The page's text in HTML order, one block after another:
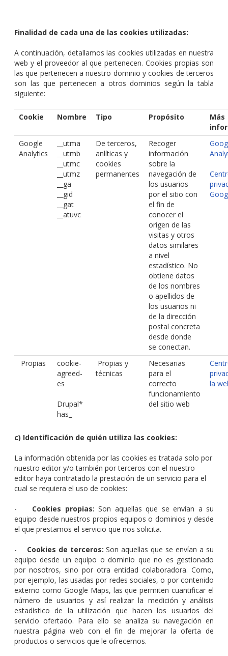
Finalidad de cada una de las cookies utilizadas:
A continuación, detallamos las cookies utilizadas en nuestra
web y el proveedor al que pertenecen. Cookies propias son
las que pertenecen a nuestro dominio y cookies de terceros
son las que pertenecen a otros dominios según la tabla
siguiente:
Cookie Nombre Tipo Propósito
Más
Google
Analytics
__utma
__utmb
__utmc
__utmz
__ga
__gid
__gat
__atuvc
De terceros,
anlíticas y
cookies
permanentes
Recoger
información
sobre la
navegación de
los usuarios
por el sitio con
el fin de
conocer el
origen de las
visitas y otros
datos similares
a nivel
estadístico. No
obtiene datos
de los nombres
o apellidos de
los usuarios ni
de la dirección
postal concreta
desde donde
se conectan.
Propias
cookie-
agreed-
es
Drupal*
has_
Propias y
técnicas
Necesarias
para el
correcto
funcionamiento
del sitio web
la
c) Identificación de quién utiliza las cookies:
La información obtenida por las cookies es tratada solo por
nuestro editor y/o también por terceros con el nuestro
editor haya contratado la prestación de un servicio para el
cual se requiera el uso de cookies:
- Cookies propias: Son aquellas que se envían a su
equipo desde nuestros propios equipos o dominios y desde
el que prestamos el servicio que nos solicita.
- Cookies de terceros: Son aquellas que se envían a su
equipo desde un equipo o dominio que no es gestionado
por nosotros, sino por otra entidad colaboradora. Como,
por ejemplo, las usadas por redes sociales, o por contenido
externo como Google Maps, las que permiten cuantificar el
número de usuarios y así realizar la medición y análisis
estadístico de la utilización que hacen los usuarios del
servicio ofertado. Para ello se analiza su navegación en
nuestra página web con el fin de mejorar la oferta de
productos o servicios que le ofrecemos.